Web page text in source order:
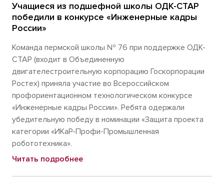
Учащиеся из подшефной школы ОДК-СТАР
победили в конкурсе «Инженерные кадры
России»
Команда пермской школы № 76 при поддержке ОДК-
СТАР (входит в Объединенную
двигателестроительную корпорацию Госкорпорации
Ростех) приняла участие во Всероссийском
профориентационном технологическом конкурсе
«Инженерные кадры России». Ребята одержали
убедительную победу в номинации «Защита проекта
категории «ИКаР-Профи-Промышленная
робототехника».
Читать подробнее